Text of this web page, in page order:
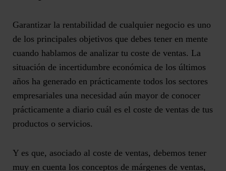
Garantizar la rentabilidad de cualquier negocio es uno
de los principales objetivos que debes tener en mente
cuando hablamos de analizar tu coste de ventas. La
situación de incertidumbre económica de los últimos
años ha generado en prácticamente todos los sectores
empresariales una necesidad aún mayor de conocer
prácticamente a diario cuál es el coste de ventas de tus
productos o servicios.
Y es que, asociado al coste de ventas, debemos tener
muy en cuenta los conceptos de márgenes de ventas,